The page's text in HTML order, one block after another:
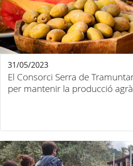
El Consorci Serra de
per mantenir la producció
31/05/2023